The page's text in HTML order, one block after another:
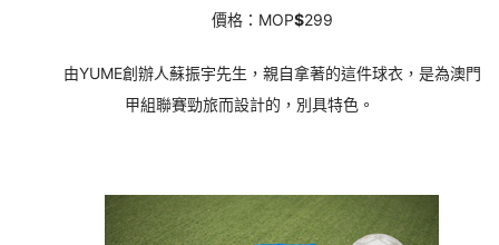
價格：MOP$299
由YUME創辦人蘇振宇先生，親自拿著的這件球衣，是為澳門
甲組聯賽勁旅而設計的，別具特色。